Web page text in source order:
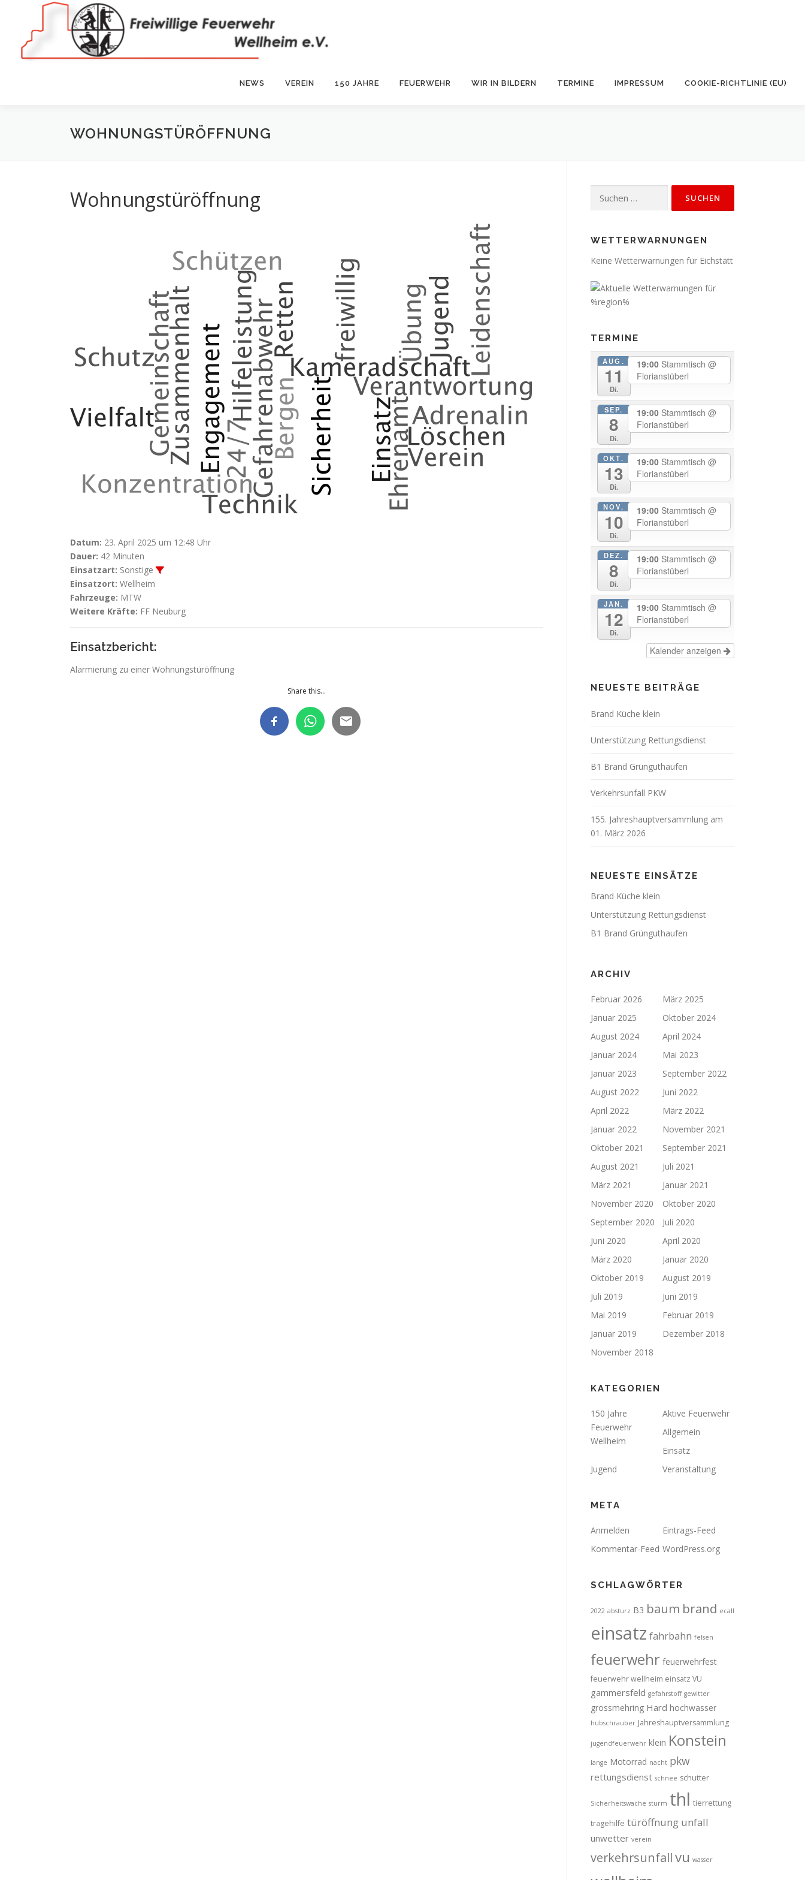
springen
NEWS VEREIN 150 JAHRE FEUERWEHR WIR IN BILDERN TERMINE IMPRESSUM COOKIE-RICHTLINIE (EU)
WOHNUNGSTÜRÖFFNUNG
Wohnungstüröffnung
Datum: 23. April 2025 um 12:48 Uhr
Dauer: 42 Minuten
Einsatzart: Sonstige
Einsatzort: Wellheim
Fahrzeuge: MTW
Weitere Kräfte: FF Neuburg
Einsatzbericht:
Alarmierung zu einer Wohnungstüröffnung
Share this...
nach:
WETTERWARNUNGEN
Keine Wetterwarnungen für Eichstätt
TERMINE
AUG.
11
Di.
19:00 Stammtisch @
Florianstüberl
SEP.
8
Di.
19:00 Stammtisch @
Florianstüberl
OKT.
13
Di.
19:00 Stammtisch @
Florianstüberl
NOV.
10
Di.
19:00 Stammtisch @
Florianstüberl
DEZ.
8
Di.
19:00 Stammtisch @
Florianstüberl
JAN.
12
Di.
19:00 Stammtisch @
Florianstüberl
Kalender anzeigen
NEUESTE BEITRÄGE
Brand Küche klein
Unterstützung Rettungsdienst
B1 Brand Grünguthaufen
Verkehrsunfall PKW
155. Jahreshauptversammlung am
01. März 2026
NEUESTE EINSÄTZE
Brand Küche klein
Unterstützung Rettungsdienst
B1 Brand Grünguthaufen
ARCHIV
Februar 2026
März 2025
Januar 2025
Oktober 2024
August 2024
April 2024
Januar 2024
Mai 2023
Januar 2023
September 2022
August 2022
Juni 2022
April 2022
März 2022
Januar 2022
November 2021
Oktober 2021
September 2021
August 2021
Juli 2021
März 2021
Januar 2021
November 2020
Oktober 2020
September 2020
Juli 2020
Juni 2020
April 2020
März 2020
Januar 2020
Oktober 2019
August 2019
Juli 2019
Juni 2019
Mai 2019
Februar 2019
Januar 2019
Dezember 2018
November 2018
KATEGORIEN
150 Jahre
Feuerwehr
Wellheim
Aktive Feuerwehr
Allgemein
Einsatz
Jugend
Veranstaltung
META
Anmelden
Eintrags-Feed
Kommentar-Feed WordPress.org
SCHLAGWÖRTER
2022 absturz B3 baum brand ecall
einsatz fahrbahn felsen
feuerwehr feuerwehrfest
feuerwehr wellheim einsatz VU
gammersfeld gefahrstoff gewitter
grossmehring Hard hochwasser
hubschrauber Jahreshauptversammlung
jugendfeuerwehr klein Konstein
lange Motorrad nacht pkw
rettungsdienst schnee schutter
Sicherheitswache sturm thl tierrettung
tragehilfe türöffnung unfall
unwetter verein
verkehrsunfallvu wasser